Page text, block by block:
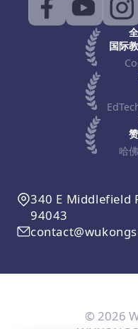
国际
哈
340 E Middlefield
94043
© 2026